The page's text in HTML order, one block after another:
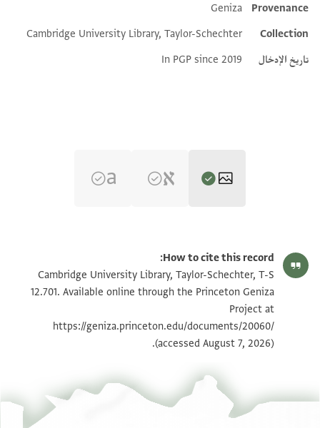
Additional metadata
Provenance
Geniza
Collection
Cambridge University Library, Taylor-Schechter
تاريخ الإدخال
In PGP since 2019
T-S 12.701 1v تكبير و تدوير
بيان أذونات الصورة
How to cite this record:
Cambridge University Library, Taylor-Schechter, T-S
12.701. Available online through the Princeton Geniza
Project at
https://geniza.princeton.edu/documents/20060/
(accessed August 7, 2026).